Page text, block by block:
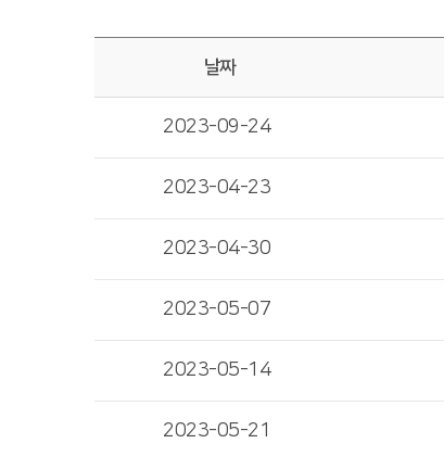
날짜
2023-09-24
2023-04-23
2023-04-30
2023-05-07
2023-05-14
2023-05-21